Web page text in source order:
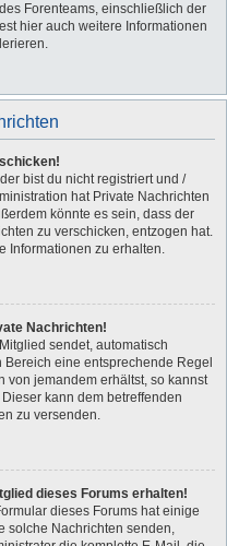
Forenteams, einschließlich der
hier auch weitere Informationen
bist du nicht registriert und /
hat Private Nachrichten
könnte es sein, dass der
zu verschicken, entzogen hat.
Informationen zu erhalten.
Nachrichten!
sendet, automatisch
eine entsprechende Regel
von jemandem erhältst, so kannst
kann dem betreffenden
zu versenden.
dieses Forums erhalten!
dieses Forums hat einige
solche Nachrichten senden,